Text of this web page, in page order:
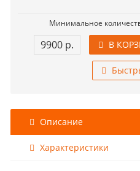
Минимальное
9900 р. В
Описание
Характеристики